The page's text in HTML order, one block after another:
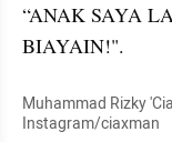
“ANAK SAYA
BIAYAIN!".
Muhammad Rizky
Instagram/ciaxman